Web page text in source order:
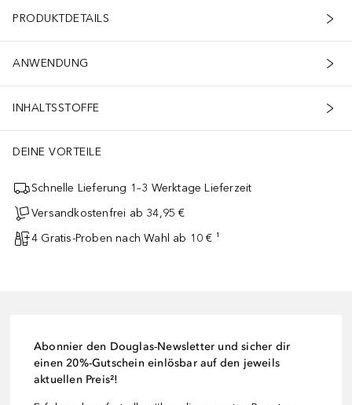
PRODUKTDETAILS
ANWENDUNG
INHALTSSTOFFE
DEINE VORTEILE
Schnelle Lieferung 1–3 Werktage Lieferzeit
Versandkostenfrei ab 34,95 €
4 Gratis-Proben nach Wahl ab 10 € ¹
Abonnier den Douglas-Newsletter und sicher dir
einen 20%-Gutschein einlösbar auf den jeweils
aktuellen Preis²!